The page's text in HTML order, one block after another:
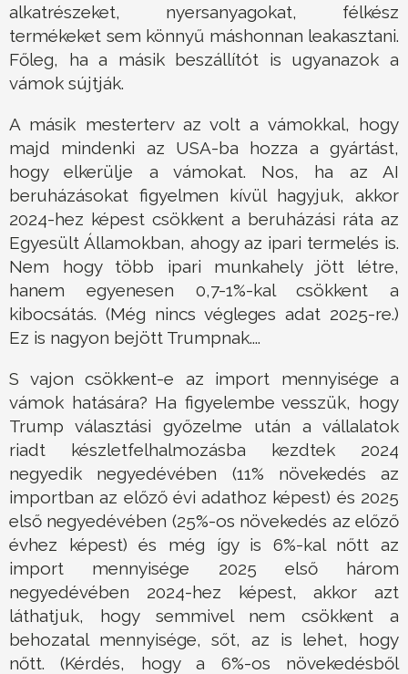
alkatrészeket, nyersanyagokat, félkész
termékeket sem könnyű máshonnan leakasztani.
Főleg, ha a másik beszállítót is ugyanazok a
vámok sújtják.
A másik mesterterv az volt a vámokkal, hogy
majd mindenki az USA-ba hozza a gyártást,
hogy elkerülje a vámokat. Nos, ha az AI
beruházásokat figyelmen kívül hagyjuk, akkor
2024-hez képest csökkent a beruházási ráta az
Egyesült Államokban, ahogy az ipari termelés is.
Nem hogy több ipari munkahely jött létre,
hanem egyenesen 0,7-1%-kal csökkent a
kibocsátás. (Még nincs végleges adat 2025-re.)
Ez is nagyon bejött Trumpnak....
S vajon csökkent-e az import mennyisége a
vámok hatására? Ha figyelembe vesszük, hogy
Trump választási győzelme után a vállalatok
riadt készletfelhalmozásba kezdtek 2024
negyedik negyedévében (11% növekedés az
importban az előző évi adathoz képest) és 2025
első negyedévében (25%-os növekedés az előző
évhez képest) és még így is 6%-kal nőtt az
import mennyisége 2025 első három
negyedévében 2024-hez képest, akkor azt
láthatjuk, hogy semmivel nem csökkent a
behozatal mennyisége, sőt, az is lehet, hogy
nőtt. (Kérdés, hogy a 6%-os növekedésből